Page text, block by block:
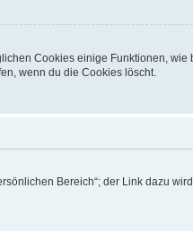
Cookies einige Funktionen,
wenn du die Cookies löscht.
Bereich“; der Link dazu